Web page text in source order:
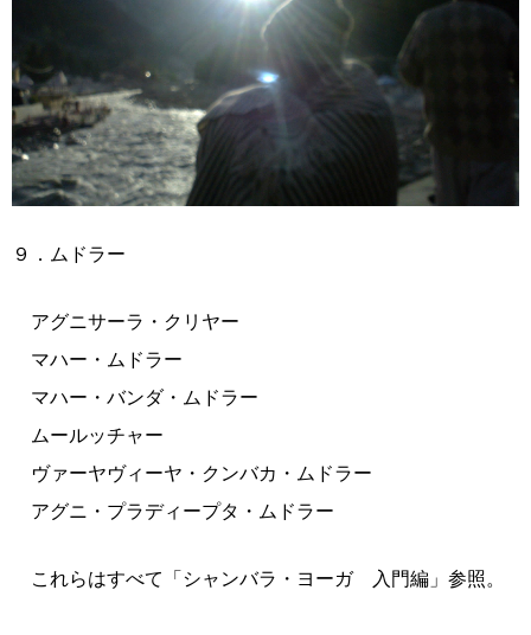
９．ムドラー
アグニサーラ・クリヤー
マハー・ムドラー
マハー・バンダ・ムドラー
ムールッチャー
ヴァーヤヴィーヤ・クンバカ・ムドラー
アグニ・プラディープタ・ムドラー
これらはすべて「シャンバラ・ヨーガ 入門編」参照。